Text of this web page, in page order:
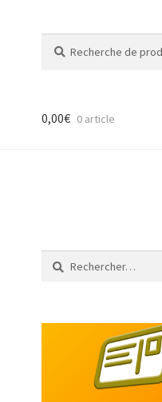
pour :
0,00€ 0 article
Rechercher :